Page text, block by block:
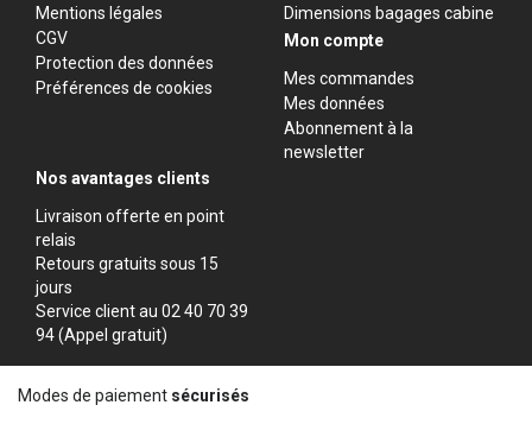
Mentions légales
CGV
Protection des données
Préférences de cookies
Dimensions bagages cabine
Mon compte
Mes commandes
Mes données
Abonnement à la
newsletter
Nos avantages clients
Livraison offerte en point
relais
Retours gratuits sous 15
jours
Service client au 02 40 70 39
94 (Appel gratuit)
Modes de paiement sécurisés